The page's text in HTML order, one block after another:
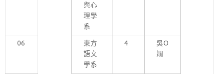
與心
理學
系
06
東方
語文
學系
4
吳O
嫺